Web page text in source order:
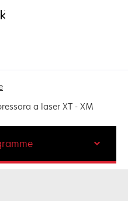
a laser XT - XM